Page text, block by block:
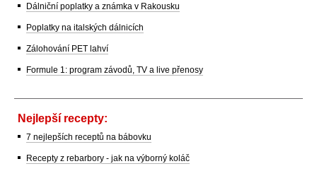
Dálniční poplatky a známka v Rakousku
Poplatky na italských dálnicích
Zálohování PET lahví
Formule 1: program závodů, TV a live přenosy
Nejlepší recepty:
7 nejlepších receptů na bábovku
Recepty z rebarbory - jak na výborný koláč